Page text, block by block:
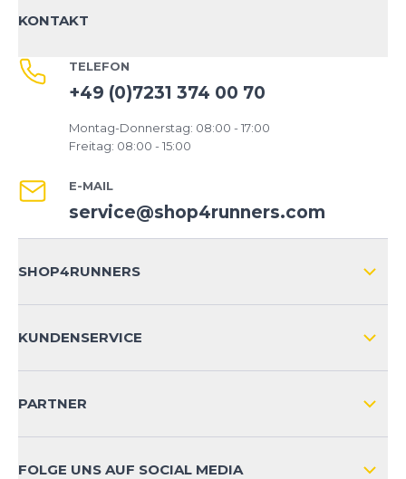
Nahtlose Strava-Synchronisation
Gewicht mit beeindruckender Akkulaufzeit und
fortschrittlichen Trainingsmetriken in einer
KONTAKT
TELEFON
+49 (0)7231 374 00 70
Montag-Donnerstag: 08:00 - 17:00
Freitag: 08:00 - 15:00
E-MAIL
service@shop4runners.com
SHOP4RUNNERS
KUNDENSERVICE
PARTNER
FOLGE UNS AUF SOCIAL MEDIA